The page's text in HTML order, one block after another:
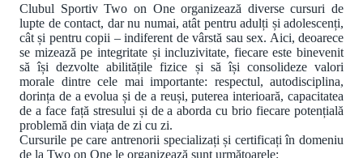
Clubul Sportiv Two on One organizează diverse cursuri de
lupte de contact, dar nu numai, atât pentru adulți și adolescenți,
cât și pentru copii – indiferent de vârstă sau sex. Aici, deoarece
se mizează pe integritate și incluzivitate, fiecare este binevenit
să își dezvolte abilitățile fizice și să își consolideze valori
morale dintre cele mai importante: respectul, autodisciplina,
dorința de a evolua și de a reuși, puterea interioară, capacitatea
de a face față stresului și de a aborda cu brio fiecare potențială
problemă din viața de zi cu zi.
Cursurile pe care antrenorii specializați și certificați în domeniu
de la Two on One le organizează sunt următoarele: